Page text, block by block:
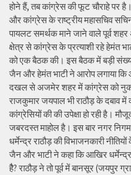
होने हैं, तब कांग्रेस की फूट चौराहे पर
और कांग्रेस के राष्ट्रीय महासचिव
पायलट समर्थक माने जाने वाले पूर्व
क्षेत्र से कांग्रेस के प्रत्याशी रहे हेमंत
को एक बैठक की। इस बैठक में बड़ी
जैन और हेमंत भाटी ने आरोप लगाया कि
दखल से अजमेर शहर में कांग्रेस को
राजकुमार जयपाल भी राठौड़ के दबाव
कांग्रेसियों की की उपेक्षा हो रही है।
जबरदस्त माहोल है। इस बार नगर
धर्मेन्द्र राठौड़ की विभाजनकारी
जैन और भाटी ने कहा कि आखिर
हैै? राठौड़ ने तो पूर्व में बानसूर (जयपुर